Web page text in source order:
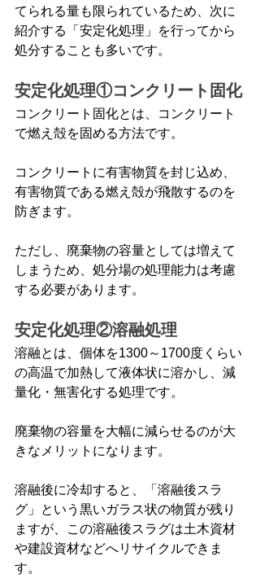
てられる量も限られているため、次に
紹介する「安定化処理」を行ってから
処分することも多いです。
安定化処理①コンクリート固化
コンクリート固化とは、コンクリート
で燃え殻を固める方法です。
コンクリートに有害物質を封じ込め、
有害物質である燃え殻が飛散するのを
防ぎます。
ただし、廃棄物の容量としては増えて
しまうため、処分場の処理能力は考慮
する必要があります。
安定化処理②溶融処理
溶融とは、個体を1300～1700度くらい
の高温で加熱して液体状に溶かし、減
量化・無害化する処理です。
廃棄物の容量を大幅に減らせるのが大
きなメリットになります。
溶融後に冷却すると、「溶融後スラ
グ」という黒いガラス状の物質が残り
ますが、この溶融後スラグは土木資材
や建設資材などへリサイクルできま
す。